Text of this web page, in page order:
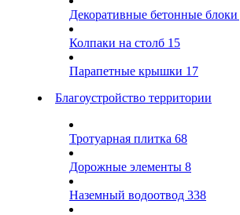
Декоративные бетонные блоки
Колпаки на столб 15
Парапетные крышки 17
Благоустройство территории
Тротуарная плитка 68
Дорожные элементы 8
Наземный водоотвод 338